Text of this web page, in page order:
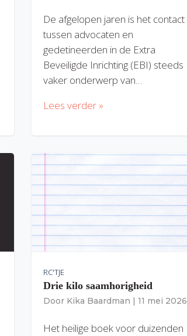
De afgelopen jaren is het contact
tussen advocaten en
gedetineerden in de Extra
Beveiligde Inrichting (EBI) steeds
vaker onderwerp van…
Lees verder »
RC'TJE
Drie kilo saamhorigheid
Door Kika Baardman | 11 mei 2026
Het heilige boek voor duizenden